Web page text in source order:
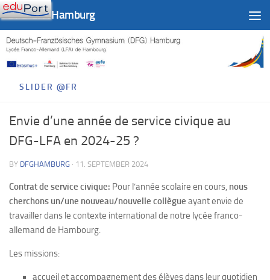
Skip to content
DFG-LFA Hamburg
SLIDER @FR
Envie d’une année de service civique au
DFG-LFA en 2024-25 ?
BY DFGHAMBURG · 11. SEPTEMBER 2024
Contrat de service civique: Pour l’année scolaire en cours, nous
cherchons un/une nouveau/nouvelle collègue ayant envie de
travailler dans le contexte international de notre lycée franco-
allemand de Hambourg.
Les missions:
accueil et accompagnement des élèves dans leur quotidien